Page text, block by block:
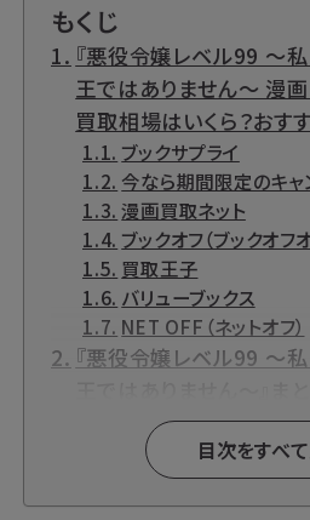
もくじ
『悪役令嬢レベル99 ～
王ではありません～ 漫画
買取相場はいくら？おす
ブックサプライ
今なら期間限定のキャ
漫画買取ネット
ブックオフ（ブックオフ
買取王子
バリューブックス
NET OFF（ネットオフ）
『悪役令嬢レベル99 ～
漫画買取と言えばブック
高価買取ならブックサ
目次をすべ